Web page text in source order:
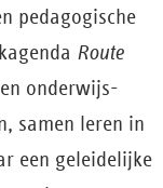
pedagogische
Route
onderwijs­
samen leren in
een geleidelijke